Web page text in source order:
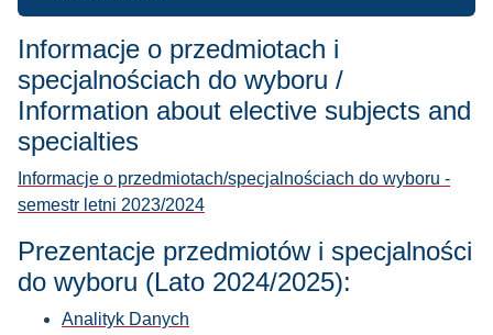
Informacje o przedmiotach i
specjalnościach do wyboru /
Information about elective subjects and
specialties
Informacje o przedmiotach/specjalnościach do wyboru -
semestr letni 2023/2024
Prezentacje przedmiotów i specjalności
do wyboru (Lato 2024/2025):
Analityk Danych